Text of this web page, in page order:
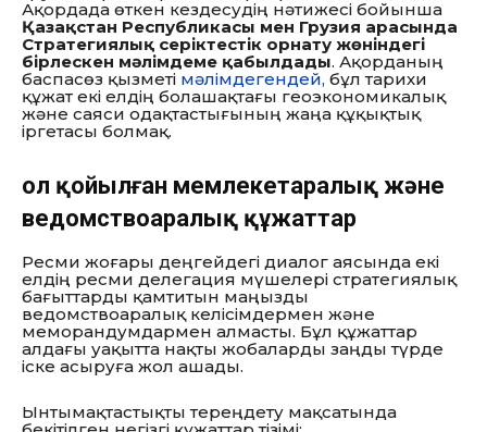
Ақордада өткен кездесудің нәтижесі бойынша
Қазақстан Республикасы мен Грузия арасында
Стратегиялық серіктестік орнату жөніндегі
бірлескен мәлімдеме қабылдады. Ақорданың
баспасөз қызметі мәлімдегендей, бұл тарихи
құжат екі елдің болашақтағы геоэкономикалық
және саяси одақтастығының жаңа құқықтық
іргетасы болмақ.
Қол қойылған мемлекетаралық және
ведомствоаралық құжаттар
Ресми жоғары деңгейдегі диалог аясында екі
елдің ресми делегация мүшелері стратегиялық
бағыттарды қамтитын маңызды
ведомствоаралық келісімдермен және
меморандумдармен алмасты. Бұл құжаттар
алдағы уақытта нақты жобаларды заңды түрде
іске асыруға жол ашады.
Ынтымақтастықты тереңдету мақсатында